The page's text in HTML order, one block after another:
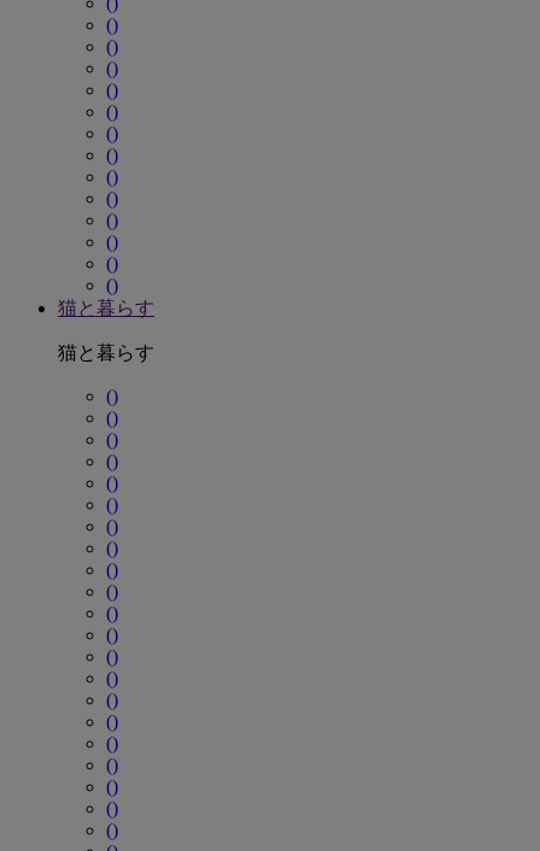
()
()
()
()
()
()
()
()
()
()
()
()
()
猫と暮らす
猫と暮らす
()
()
()
()
()
()
()
()
()
()
()
()
()
()
()
()
()
()
()
()
()